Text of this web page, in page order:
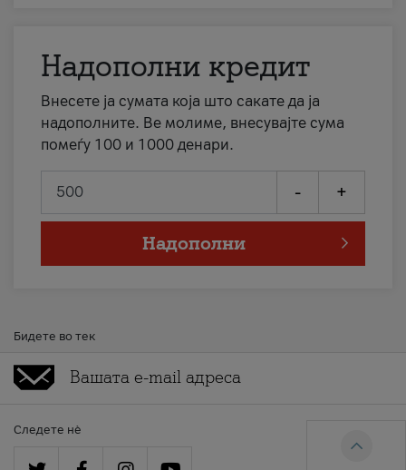
Надополни кредит
Внесете ја сумата која што сакате да ја
надополните. Ве молиме, внесувајте сума
помеѓу 100 и 1000 денари.
- +
Надополни
Бидете во тек
Следете нè